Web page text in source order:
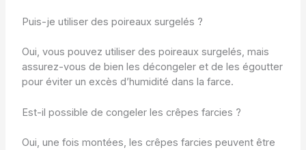
Puis-je utiliser des poireaux surgelés ?
Oui, vous pouvez utiliser des poireaux surgelés, mais
assurez-vous de bien les décongeler et de les égoutter
pour éviter un excès d’humidité dans la farce.
Est-il possible de congeler les crêpes farcies ?
Oui, une fois montées, les crêpes farcies peuvent être